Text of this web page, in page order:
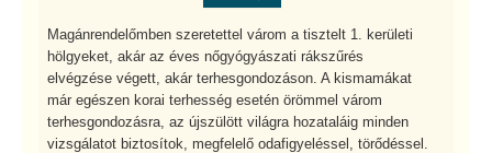
Magánrendelőmben szeretettel várom a tisztelt 1. kerületi
hölgyeket, akár az éves nőgyógyászati rákszűrés
elvégzése végett, akár terhesgondozáson. A kismamákat
már egészen korai terhesség esetén örömmel várom
terhesgondozásra, az újszülött világra hozataláig minden
vizsgálatot biztosítok, megfelelő odafigyeléssel, törődéssel.